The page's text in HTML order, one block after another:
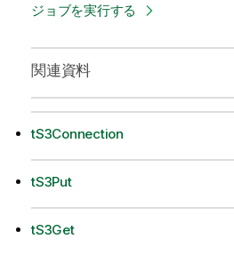
ジョブを実行する
関連資料
tS3Connection
tS3Put
tS3Get